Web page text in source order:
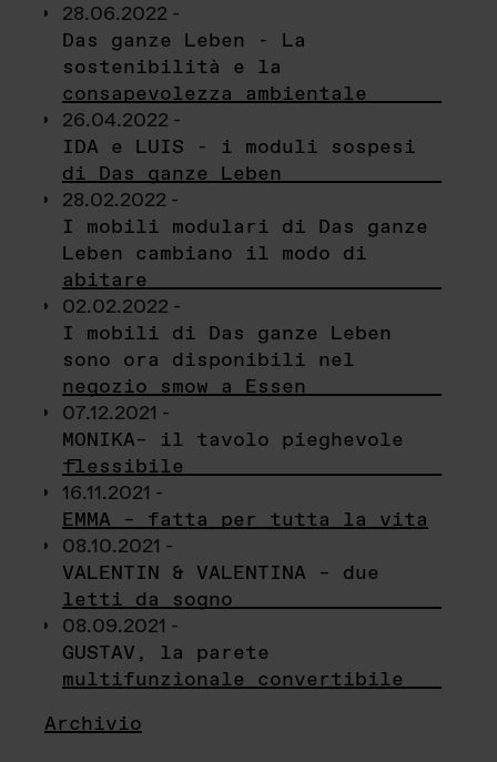
28.06.2022 -
Das ganze Leben - La
sostenibilità e la
consapevolezza ambientale
26.04.2022 -
IDA e LUIS - i moduli sospesi
di Das ganze Leben
28.02.2022 -
I mobili modulari di Das ganze
Leben cambiano il modo di
abitare
02.02.2022 -
I mobili di Das ganze Leben
sono ora disponibili nel
negozio smow a Essen
07.12.2021 -
MONIKA– il tavolo pieghevole
flessibile
16.11.2021 -
EMMA – fatta per tutta la vita
08.10.2021 -
VALENTIN & VALENTINA – due
letti da sogno
08.09.2021 -
GUSTAV, la parete
multifunzionale convertibile
Archivio